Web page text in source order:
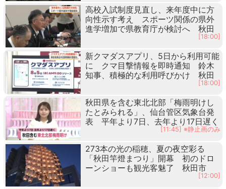
高校入試制度見直し、来年度中に方
向性示す考え スポーツ関係の県外
進学増加で県教育庁が検討へ 秋田
[18:00]
新クマダスアプリ、5日から利用可能
に クマ目撃情報を即時通知 鈴木
知事、積極的な利用呼びかけ 秋田
[18:00]
秋田県を含む東北北部「梅雨明けし
たとみられる」、仙台管区気象台発
表 平年より7日、去年より17日遅く
[11:45] ※静止画のみ
273本の光の稲穂、夏の夜空彩る
「秋田竿燈まつり」開幕 初のドロ
ーンショーも観光客魅了 秋田市
[12:00]